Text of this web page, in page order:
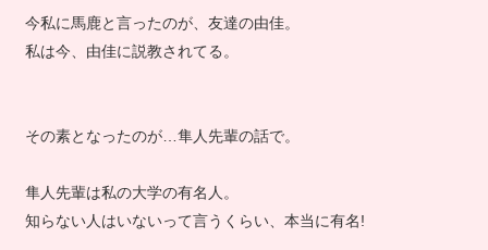
今私に馬鹿と言ったのが、友達の由佳。
私は今、由佳に説教されてる。
その素となったのが…隼人先輩の話で。
隼人先輩は私の大学の有名人。
知らない人はいないって言うくらい、本当に有名!